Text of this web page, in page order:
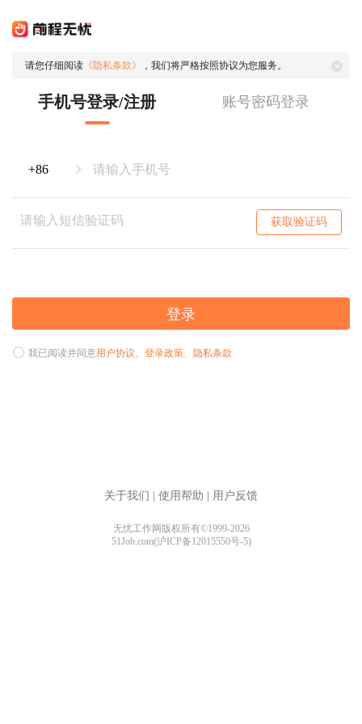
请您仔细阅读 《隐私条款》 ，我们将严格按照协议为您服务。
手机号登录/注册 账号密码登录
获取验证码
登录
我已阅读并同意用户协议、 登录政策、 隐私条款
关于我们 使用帮助 用户反馈
无忧工作网版权所有©1999-2026
51Job.com(沪ICP备12015550号-5)